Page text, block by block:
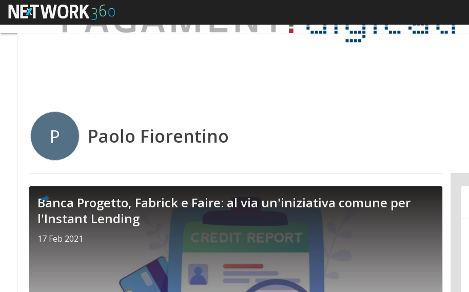
Menu
P Paolo Fiorentino
Banca Progetto, Fabrick e Faire: al via un'iniziativa comune per
l'Instant Lending
17 Feb 2021